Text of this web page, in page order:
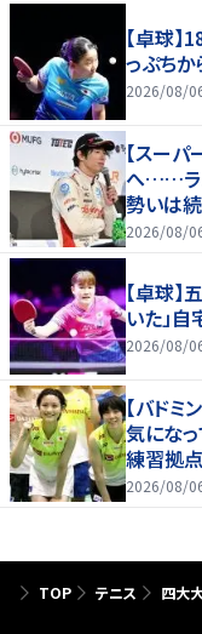
【卓球】
っぷち
2026/08/
【スー
へ……ラ
勢いは
2026/08/
【卓球
いた」
2026/08/
【バド
気にな
練習拠
たり前じ
2026/08/
TOP テニス 四大